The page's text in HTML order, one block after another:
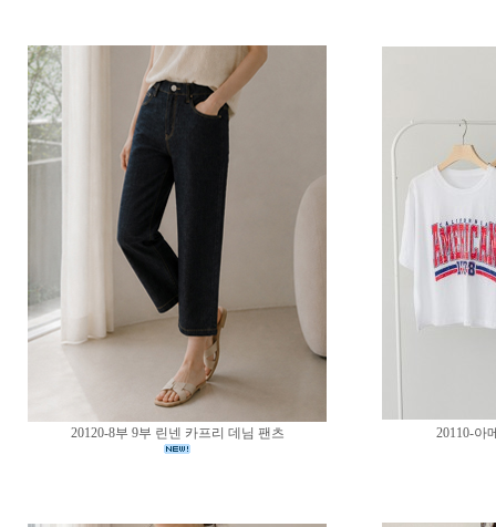
20120-8부 9부 린넨 카프리 데님 팬츠 20110-아